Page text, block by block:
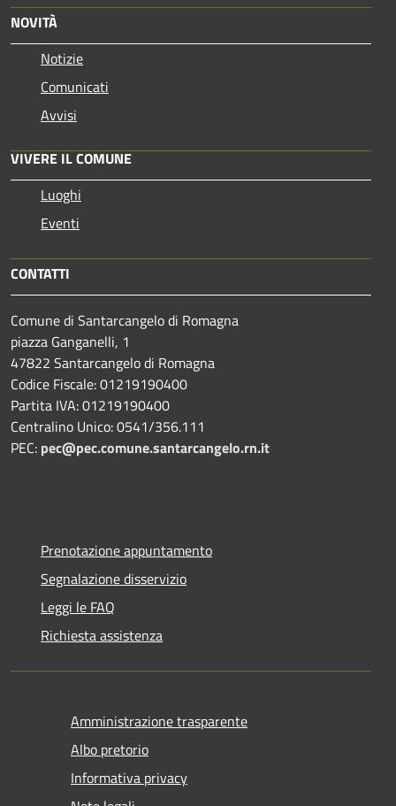
NOVITÀ
Notizie
Comunicati
Avvisi
VIVERE IL COMUNE
Luoghi
Eventi
CONTATTI
Comune di Santarcangelo di Romagna
piazza Ganganelli, 1
47822 Santarcangelo di Romagna
Codice Fiscale: 01219190400
Partita IVA: 01219190400
Centralino Unico: 0541/356.111
PEC: pec@pec.comune.santarcangelo.rn.it
Prenotazione appuntamento
Segnalazione disservizio
Leggi le FAQ
Richiesta assistenza
Amministrazione trasparente
Albo pretorio
Informativa privacy